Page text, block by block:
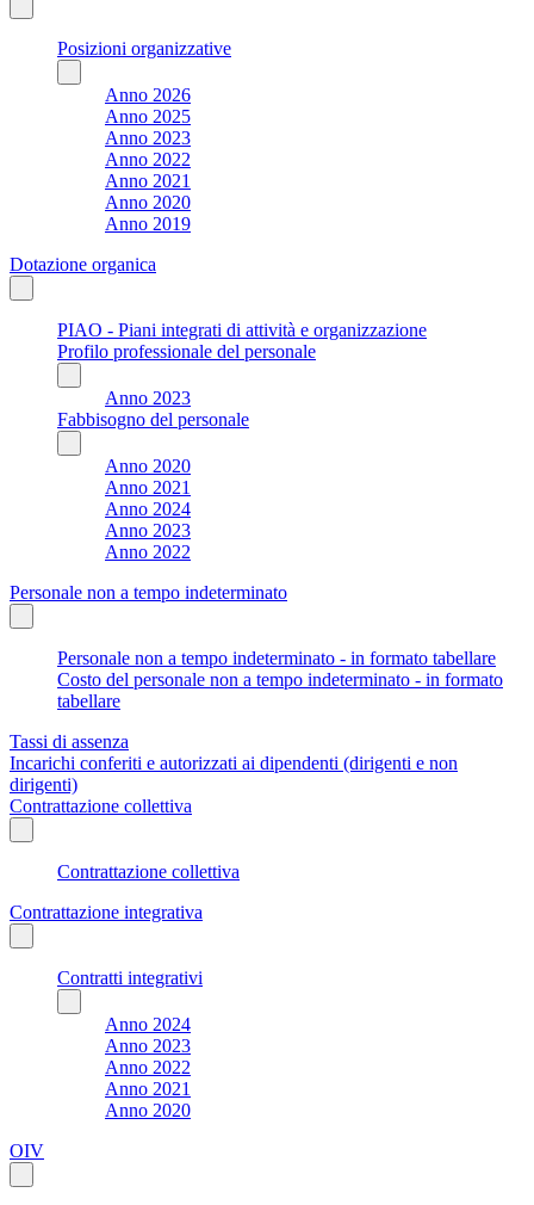
Posizioni organizzative
Anno 2026
Anno 2025
Anno 2023
Anno 2022
Anno 2021
Anno 2020
Anno 2019
Dotazione organica
PIAO - Piani integrati di attività e organizzazione
Profilo professionale del personale
Anno 2023
Fabbisogno del personale
Anno 2020
Anno 2021
Anno 2024
Anno 2023
Anno 2022
Personale non a tempo indeterminato
Personale non a tempo indeterminato - in formato tabellare
Costo del personale non a tempo indeterminato - in formato
tabellare
Tassi di assenza
Incarichi conferiti e autorizzati ai dipendenti (dirigenti e non
dirigenti)
Contrattazione collettiva
Contrattazione collettiva
Contrattazione integrativa
Contratti integrativi
Anno 2024
Anno 2023
Anno 2022
Anno 2021
Anno 2020
OIV